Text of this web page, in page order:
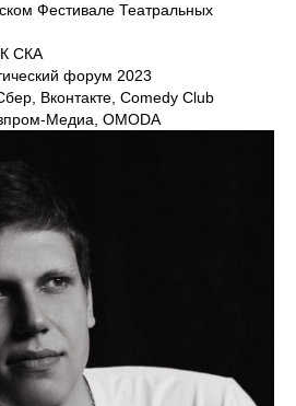
Фестивале Театральных
СКА
форум 2023
Вконтакте, Comedy Club
Медиа, OMODA